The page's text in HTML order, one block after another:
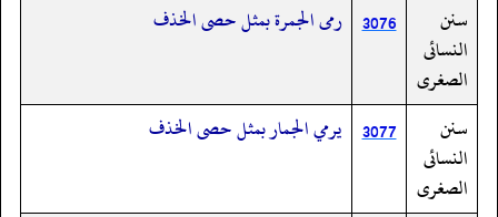
سنن
النسائى
الصغرى
3076 رمى الجمرة بمثل حصى الخذف
سنن
النسائى
الصغرى
3077 يرمي الجمار بمثل حصى الخذف